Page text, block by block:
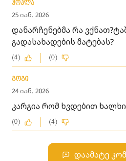
ჰოპლა
25 იან. 2026
დანარჩენებმა რა
გადასახადების მატებას?
(4) (0)
გოგი
24 იან. 2026
კარგია რომ ხვდებით
(0) (4)
დაამატე